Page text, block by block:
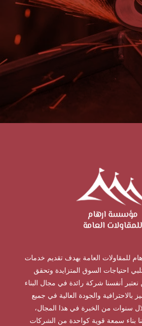
للمقاولات العامة بهدف تقديم خدمات
احتياجات السوق المتزايدة وتحقق
أنفسنا شركة رائدة في مجال البناء
بالاحترافية والجودة العالية في جميع
سنوات من الخبرة في هذا المجال،
بناء سمعة قوية كواحدة من الشركات